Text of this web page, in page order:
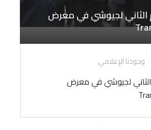
الثاني لجيوشي في معرض
وجودنا الإعلامي
الثاني لجيوشي في معرض